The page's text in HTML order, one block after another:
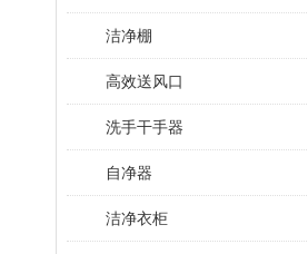
洁净棚
高效送风口
洗手干手器
自净器
洁净衣柜